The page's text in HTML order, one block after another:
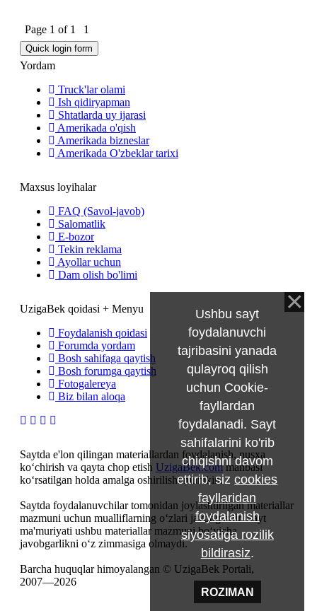
Page 1 of 1 1
Yordam
Truck'lar olami
Ish qidiryapman
Shtatlarda uy ijarasi
Amerikada o'qish
Amerikada bizneslar
Amerikada O'zbeklar tarixi
Maxsus loyihalar
FAQ (Savol-javob)
Salomatlik
E-bozor
Tekin reklama
Ayollar uchun
Dam olish bo'limi
UzigaBek qoidasi + Menyu
Foydalanish qoidasi
Forumda yordam
Bosh sahifaga qaytish
Bosh forumga qaytish
Fotogalereya
Biz bilan aloqa
Saytda e'lon qilingan materiallardan foydalanish, nusxa
ko‘chirish va qayta chop etish UzigaBek.commanbasi
ko‘rsatilgan holda amalga oshirilishi mumkin.
Saytda foydalanuvchilar tomonidan joylashtirilgan materiallar
mazmuni uchun mualliflarning o‘zlari javobgardir. Sayt
ma'muriyati ushbu materiallar mazmuni bo‘yicha
javobgarlikni o‘z zimmasiga olmaydi.
Barcha huquqlar himoyalangan © UzigaBek Portali,
2007—2026
Ushbu sayt
foydalanuvchi
tajribasini yanada
qulayroq qilish
uchun Cookie-
fayllardan
foydalanadi. Sayt
sahifalarini ko'rib
chiqishni davom
ettirib, sizcookies
fayllaridan
foydalanish
siyosatiga rozilik
bildirasiz.
ROZIMAN